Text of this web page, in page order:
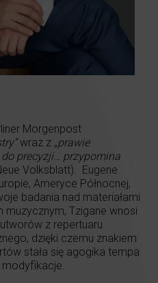
Morgenpost
wraz z „prawie
precyzji… przypomina
Volksblatt). Eugene
Ameryce Północnej,
badania nad materiałami
Tzigane wnosi
z repertuaru
dzięki czemu znakiem
stała się agogika tempa